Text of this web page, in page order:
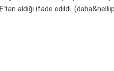
aldığı ifade edildi.